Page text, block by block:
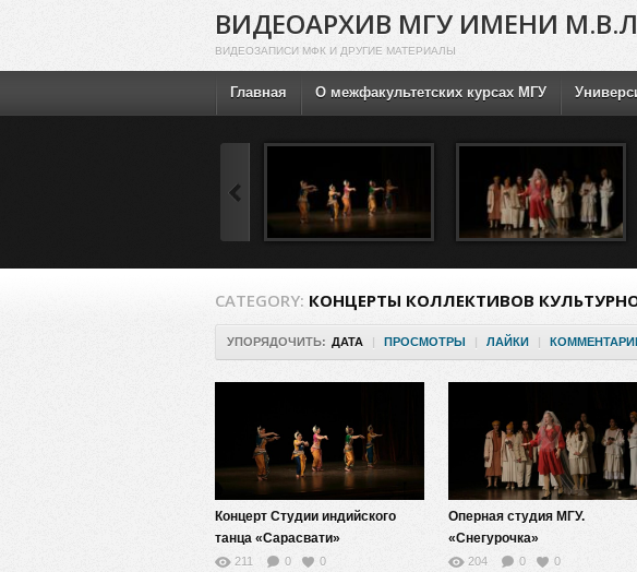
ВИДЕОАРХИВ МГУ ИМЕНИ
ВИДЕОЗАПИСИ МФК И ДРУГИЕ МАТЕРИАЛЫ
Главная О межфакультетских курсах МГУ
CATEGORY: КОНЦЕРТЫ КОЛЛЕКТИВОВ
УПОРЯДОЧИТЬ: ДАТА | ПРОСМОТРЫ | ЛАЙКИ |
Концерт Студии индийского
танца «Сарасвати»
211 0 0
Оперная студия МГУ.
«Снегурочка»
204 0 0